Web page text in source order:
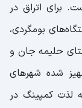
برای اتراق در
بومگردی،
حلیمه جان و
شده شهر‌های
لذت کمپینگ در